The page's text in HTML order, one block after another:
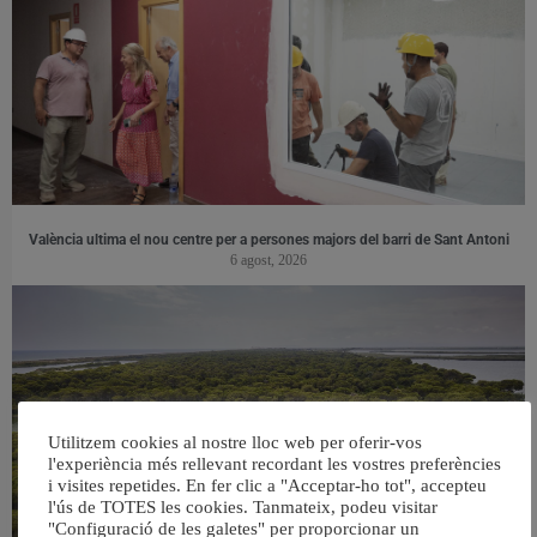
València ultima el nou centre per a persones majors del barri de Sant Antoni
6 agost, 2026
Utilitzem cookies al nostre lloc web per oferir-vos
l'experiència més rellevant recordant les vostres preferències
i visites repetides. En fer clic a "Acceptar-ho tot", accepteu
l'ús de TOTES les cookies. Tanmateix, podeu visitar
"Configuració de les galetes" per proporcionar un